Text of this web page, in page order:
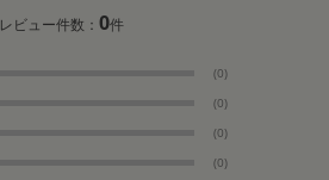
レビュー件数：0件
(0)
(0)
(0)
(0)